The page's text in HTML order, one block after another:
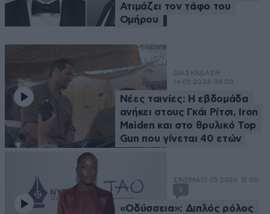
Ατιμάζει τον τάφο του
Ομήρου
ΔΙΑΣΚΕΔΑΣΗ
14·05·2026 08:00
Νέες ταινίες: Η εβδομάδα
ανήκει στους Γκάι Ρίτσι, Iron
Maiden και στο θρυλικό Top
Gun που γίνεται 40 ετών
ΣΙΝΕΜΑ 13·05·2026 13:00
3
«Οδύσσεια»: Διπλός ρόλος